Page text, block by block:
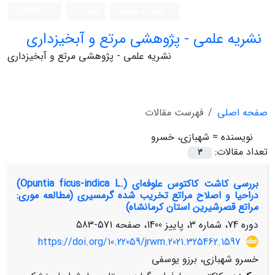
نشریه علمی - پژوهشی مرتع و آبخیزداری
نشریه علمی - پژوهشی مرتع و آبخیزداری
صفحه اصلی
فهرست مقالات
نویسنده = شهبازی، خسرو
تعداد مقالات:
3
بررسی کاشت کاکتوس علوفه‌ای (.Opuntia ficus-indica L)
دراحیا و اصلاح مراتع تخریب شده گرمسیری (مطالعه موری:
مراتع قصرشیرین استان کرمانشاه)
دوره 74، شماره 3، پاییز 1400، صفحه
571-583
https://doi.org/10.22059/jrwm.2021.325462.1597
خسرو شهبازی، برزو یوسفی